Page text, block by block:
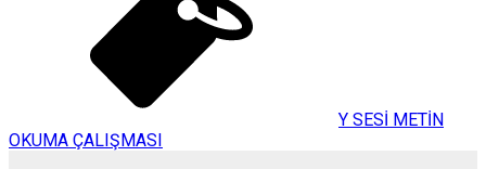
Y SESİ METİN
OKUMA ÇALIŞMASI